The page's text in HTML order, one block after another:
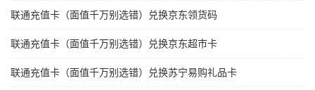
联通充值卡（面值千万别选错）兑换京东领货码
联通充值卡（面值千万别选错）兑换京东超市卡
联通充值卡（面值千万别选错）兑换苏宁易购礼品卡